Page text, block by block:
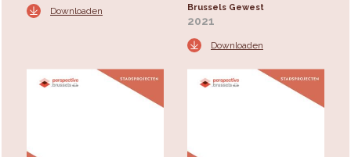
Downloaden
Brussels Gewest
2021
Downloaden